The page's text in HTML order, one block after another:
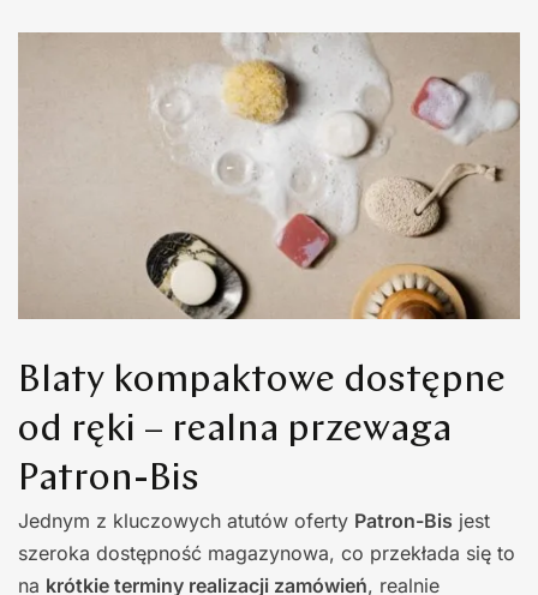
Blaty kompaktowe dostępne
od ręki – realna przewaga
Patron-Bis
Jednym z kluczowych atutów oferty Patron-Bis jest
szeroka dostępność magazynowa, co przekłada się to
na krótkie terminy realizacji zamówień, realnie